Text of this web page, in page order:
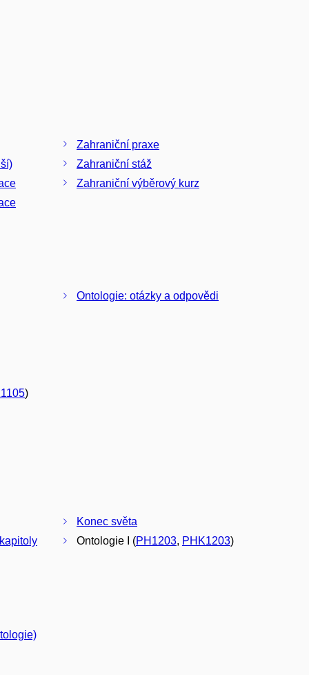
Zahraniční praxe
Zahraniční stáž
Zahraniční výběrový kurz
Ontologie: otázky a odpovědi
)
Konec světa
Ontologie I (PH1203, PHK1203)